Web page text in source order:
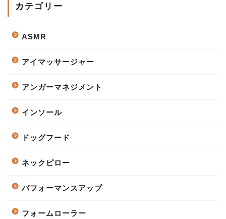
カテゴリー
ASMR
アイマッサージャー
アンガーマネジメント
インソール
ドッグフード
ネックピロー
パフォーマンスアップ
フォームローラー